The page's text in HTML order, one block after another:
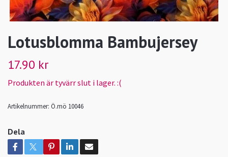
Lotusblomma Bambujersey
17.90 kr
Produkten är tyvärr slut i lager. :(
Artikelnummer: Ö.mö 10046
Dela